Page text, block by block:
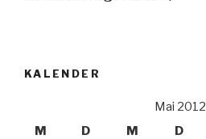
KALENDER
Mai 2012
M
D M D